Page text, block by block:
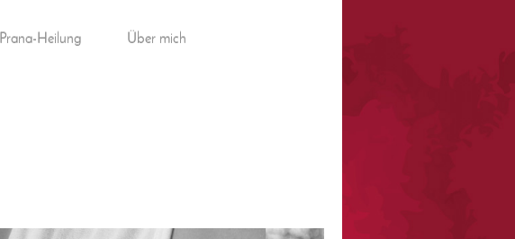
Prana-Heilung Über mich